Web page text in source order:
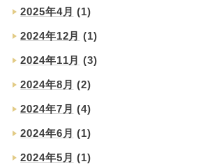
2025年4月 (1)
2024年12月 (1)
2024年11月 (3)
2024年8月 (2)
2024年7月 (4)
2024年6月 (1)
2024年5月 (1)